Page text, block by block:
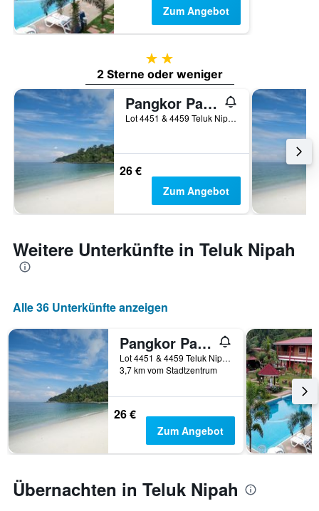
Zum Angebot
2 Sterne
2 Sterne oder weniger
Pangkor Palm Bay Resort
Lot 4451 & 4459 Teluk Nipah, Pulau Pangkor, Malaysia
26 €
Zum Angebot
Weitere Unterkünfte in Teluk Nipah
Alle 36 Unterkünfte anzeigen
Pangkor Palm Bay Resort
Lot 4451 & 4459 Teluk Nipah, Pulau Pangkor, Malaysia
3,7 km vom Stadtzentrum
26 €
Zum Angebot
Übernachten in Teluk Nipah